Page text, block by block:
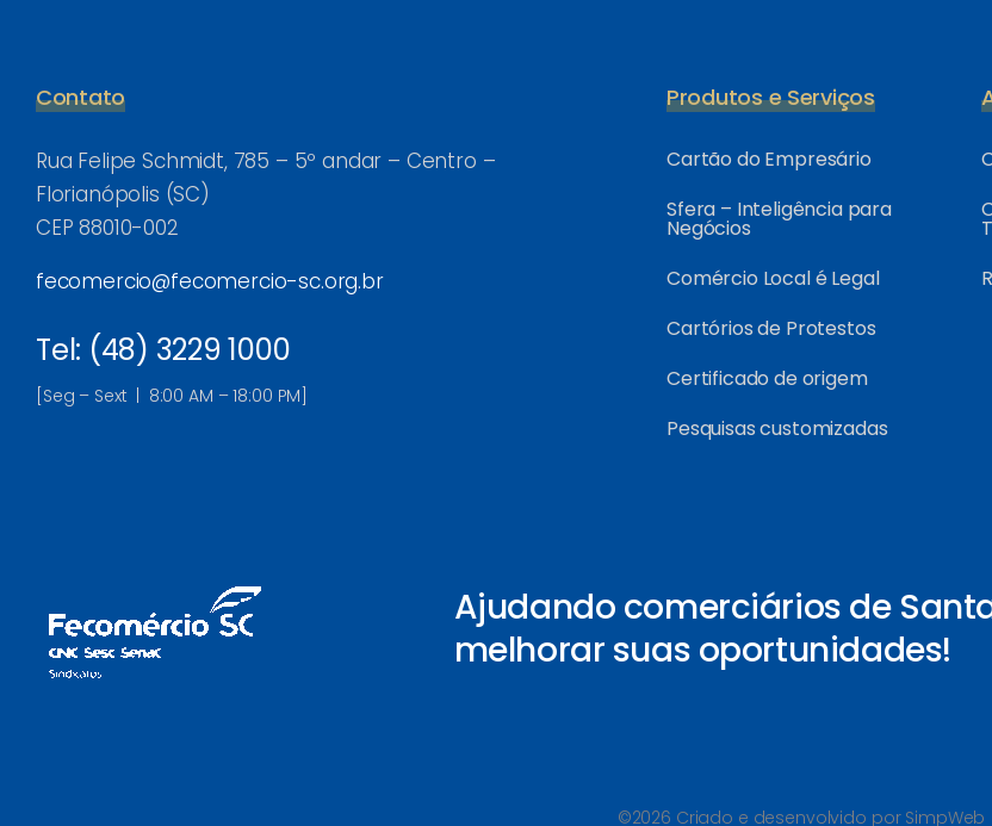
Contato
Rua Felipe Schmidt, 785 – 5º andar – Centro –
Florianópolis (SC)
CEP 88010-002
fecomercio@fecomercio-sc.org.br
Tel: (48) 3229 1000
[Seg – Sext | 8:00 AM – 18:00 PM]
Produtos e Serviços
Cartão do Empresário
Sfera – Inteligência para
Negócios
Comércio Local é Legal
Cartórios de Protestos
Certificado de origem
Pesquisas customizadas
Ajudando comerciários de
melhorar suas oportunidades!
©2026 Criado e desenvolvido por SimpWeb